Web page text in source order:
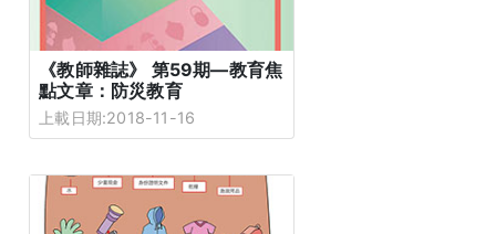
《教師雜誌》 第59期—教育焦
點文章：防災教育
上載日期:2018-11-16